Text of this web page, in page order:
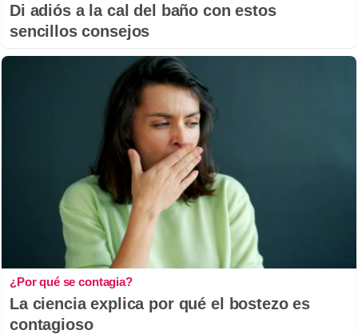
Di adiós a la cal del baño con estos
sencillos consejos
¿Por qué se contagia?
La ciencia explica por qué el bostezo es
contagioso